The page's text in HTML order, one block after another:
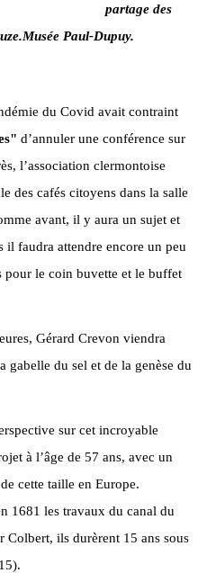
partage des
Paul-Dupuy.
du Covid avait contraint
d’annuler une conférence sur
l’association clermontoise
des cafés citoyens dans la salle
avant, il y aura un sujet et
il faudra attendre encore un peu
pour le coin buvette et le buffet
Gérard Crevon viendra
gabelle du sel et de la genèse du
sur cet incroyable
à l’âge de 57 ans, avec un
cette taille en Europe.
1681 les travaux du canal du
ils durèrent 15 ans sous